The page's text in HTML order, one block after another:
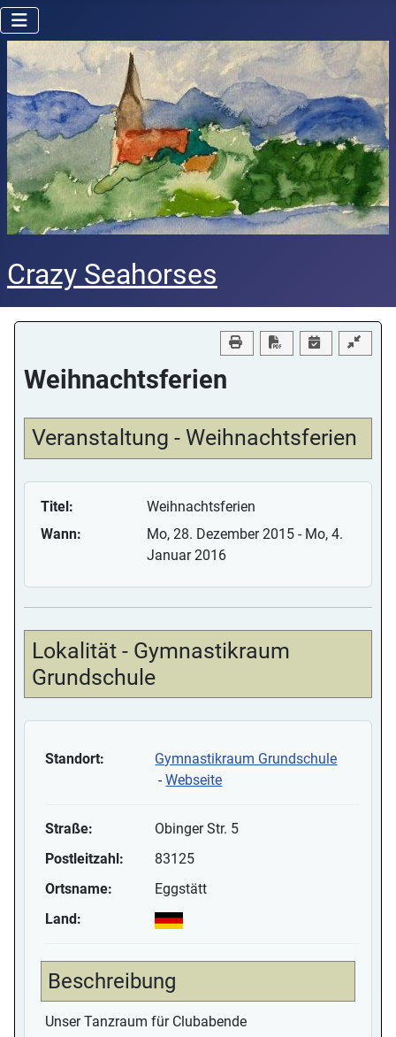
Crazy Seahorses
Download PDF
Weihnachtsferien
Veranstaltung - Weihnachtsferien
Titel:
Weihnachtsferien
Wann:
Mo, 28. Dezember 2015- Mo, 4.
Januar 2016
Lokalität - Gymnastikraum
Grundschule
Standort:
Gymnastikraum Grundschule
-Webseite
Straße:
Obinger Str. 5
Postleitzahl:
83125
Ortsname:
Eggstätt
Land:
Beschreibung
Unser Tanzraum für Clubabende